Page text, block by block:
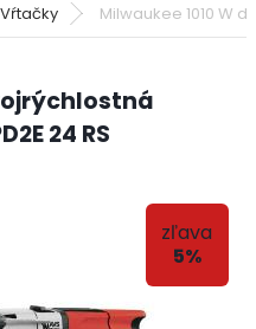
Vŕtačky Milwaukee 1010 W
24 RS
zľava
5%